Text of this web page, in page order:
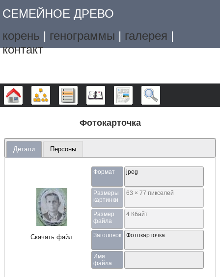
СЕМЕЙНОЕ ДРЕВО
корень | генограммы | галерея |
контакт
Дерево Графики Списки Календарь Отчёты
Фотокарточка
Детали Персоны
Скачать файл
Формат jpeg
Размеры
картинки
63 × 77 пикселей
Размер
файла
4 Кбайт
Заголовок Фотокарточка
Имя
файла